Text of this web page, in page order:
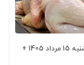
قیمت مرغ، ماهی و تخم مرغ امروز پنجشنبه 15 مرداد 1405 +